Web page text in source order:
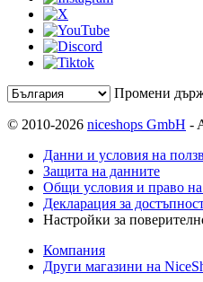
Промени
© 2010-2026 niceshops GmbH -
Данни и условия на
Защита на данните
Общи условия и право на
Декларация за
Настройки за
Компания
Други магазини на